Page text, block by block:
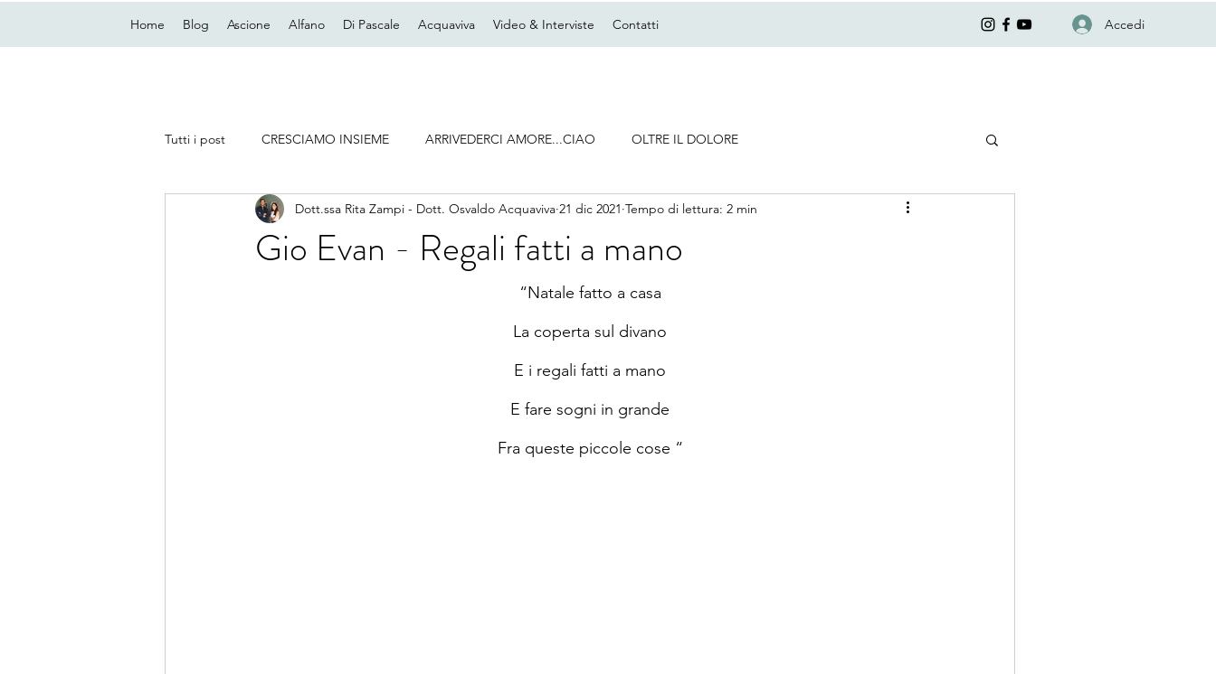
Home Blog Ascione Alfano Di Pascale Acquaviva Video & Interviste Contatti Accedi
Tutti i post CRESCIAMO INSIEME ARRIVEDERCI AMORE...CIAO OLTRE IL DOLORE
Gio Evan - Regali fatti a mano
Dott.ssa Rita Zampi - Dott. Osvaldo Acquaviva 21 dic 2021 Tempo di lettura: 2 min
“Natale fatto a casa
La coperta sul divano
E i regali fatti a mano
E fare sogni in grande
Fra queste piccole cose “